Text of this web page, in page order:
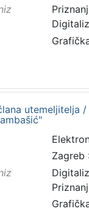
utemeljitelja
Zagreb